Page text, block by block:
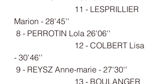
			11 -
LESPRILLIER
Marion - 28'45''
8 - PERROTIN Lola 26'06''
			12 -
COLBERT Lisa
- 30'46''
9 - REYSZ Anne-marie - 27'30''
			13 -
BOULANGER